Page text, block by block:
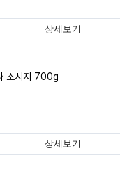
상세보기
소시지 700g
상세보기